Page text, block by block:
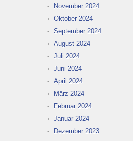
November 2024
Oktober 2024
September 2024
August 2024
Juli 2024
Juni 2024
April 2024
März 2024
Februar 2024
Januar 2024
Dezember 2023